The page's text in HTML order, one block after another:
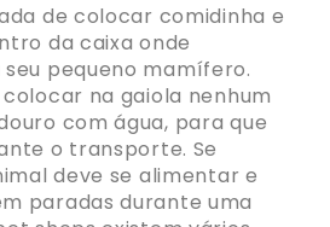
de colocar comidinha e
da caixa onde
pequeno mamífero.
colocar na gaiola nenhum
com água, para que
o transporte. Se
deve se alimentar e
paradas durante uma